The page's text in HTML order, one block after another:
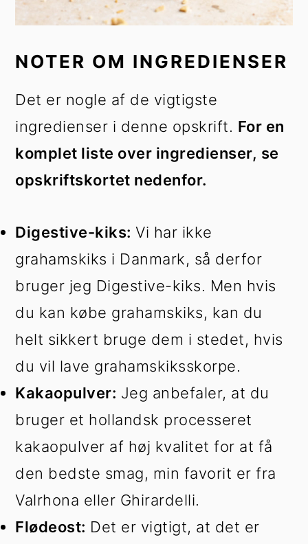
NOTER OM INGREDIENSER
Det er nogle af de vigtigste
ingredienser i denne opskrift. For en
komplet liste over ingredienser, se
opskriftskortet nedenfor.
Digestive-kiks: Vi har ikke
grahamskiks i Danmark, så derfor
bruger jeg Digestive-kiks. Men hvis
du kan købe grahamskiks, kan du
helt sikkert bruge dem i stedet, hvis
du vil lave grahamskiksskorpe.
Kakaopulver: Jeg anbefaler, at du
bruger et hollandsk processeret
kakaopulver af høj kvalitet for at få
den bedste smag, min favorit er fra
Valrhona eller Ghirardelli.
Flødeost: Det er vigtigt, at det er